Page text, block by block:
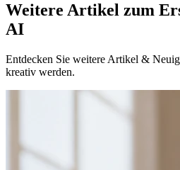
Weitere Artikel zum
AI
Entdecken Sie weitere Artikel &
kreativ werden.